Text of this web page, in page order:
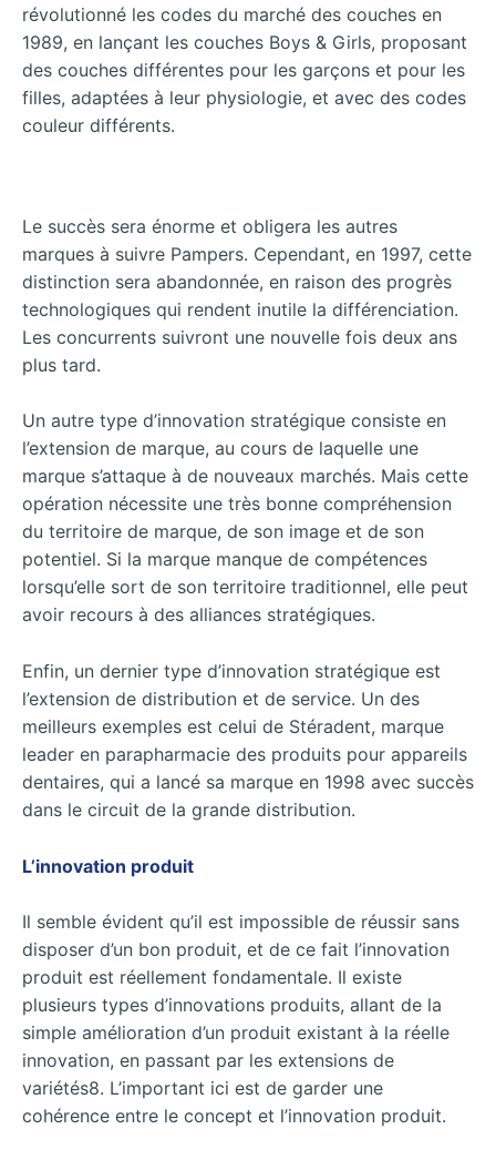
révolutionné les codes du marché des couches en
1989, en lançant les couches Boys & Girls, proposant
des couches différentes pour les garçons et pour les
filles, adaptées à leur physiologie, et avec des codes
couleur différents.
Le succès sera énorme et obligera les autres
marques à suivre Pampers. Cependant, en 1997, cette
distinction sera abandonnée, en raison des progrès
technologiques qui rendent inutile la différenciation.
Les concurrents suivront une nouvelle fois deux ans
plus tard.
Un autre type d’innovation stratégique consiste en
l’extension de marque, au cours de laquelle une
marque s’attaque à de nouveaux marchés. Mais cette
opération nécessite une très bonne compréhension
du territoire de marque, de son image et de son
potentiel. Si la marque manque de compétences
lorsqu’elle sort de son territoire traditionnel, elle peut
avoir recours à des alliances stratégiques.
Enfin, un dernier type d’innovation stratégique est
l’extension de distribution et de service. Un des
meilleurs exemples est celui de Stéradent, marque
leader en parapharmacie des produits pour appareils
dentaires, qui a lancé sa marque en 1998 avec succès
dans le circuit de la grande distribution.
L’innovation produit
Il semble évident qu’il est impossible de réussir sans
disposer d’un bon produit, et de ce fait l’innovation
produit est réellement fondamentale. Il existe
plusieurs types d’innovations produits, allant de la
simple amélioration d’un produit existant à la réelle
innovation, en passant par les extensions de
variétés8. L’important ici est de garder une
cohérence entre le concept et l’innovation produit.